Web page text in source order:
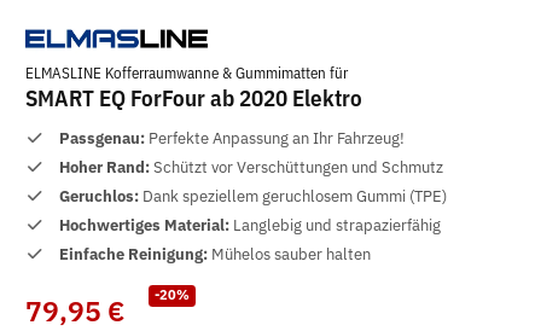
ELMASLINE Kofferraumwanne & Gummimatten für
SMART EQ ForFour ab 2020 Elektro
Passgenau: Perfekte Anpassung an Ihr Fahrzeug!
Hoher Rand:Schützt vor Verschüttungen und Schmutz
Geruchlos: Dank speziellem geruchlosem Gummi (TPE)
Hochwertiges Material: Langlebig und strapazierfähig
Einfache Reinigung: Mühelos sauber halten
-20%
79,95 €